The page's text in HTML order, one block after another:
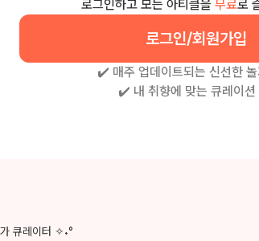
로그인하고 모든 아티클을 무료로
로그인/회원가입
✔️ 매주 업데이트되는 신선한
✔️ 내 취향에 맞는 큐레이션
큐레이터 ✧˖°